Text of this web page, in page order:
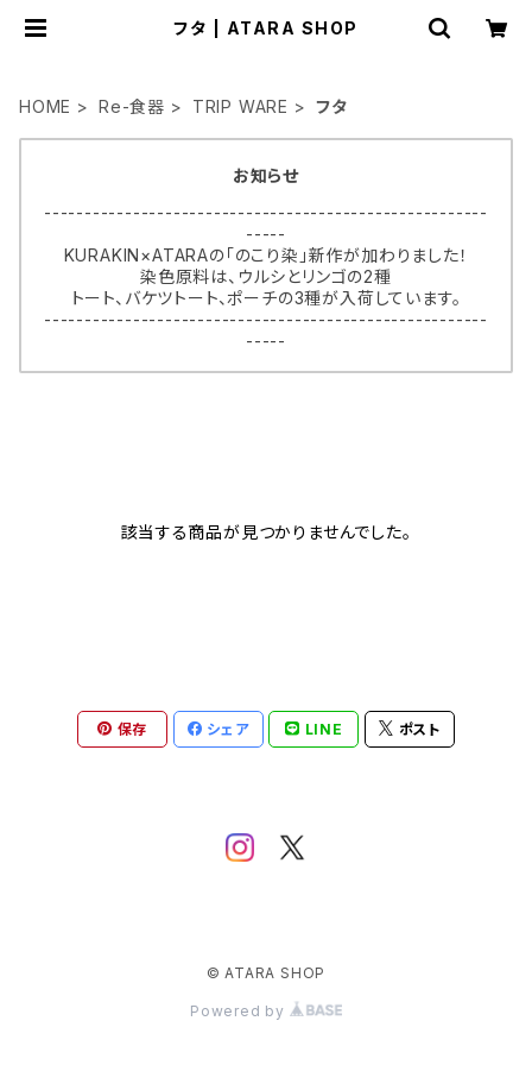
フタ | ATARA SHOP
HOME Re-食器 TRIP WARE フタ
お知らせ
-------------------------------------------------------
-----
KURAKIN×ATARAの「のこり染」新作が加わりました！
染色原料は、ウルシとリンゴの2種
トート、バケツトート、ポーチの3種が入荷しています。
-------------------------------------------------------
-----
該当する商品が見つかりませんでした。
保存 シェア LINE ポスト
© ATARA SHOP
Powered by